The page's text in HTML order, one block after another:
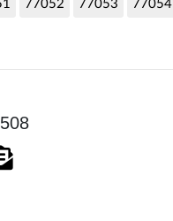
77052 77053 77054
다음 맨끝